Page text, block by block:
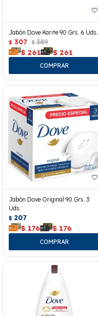
Jabón Dove Karite 90 Grs. 6 Uds.
$ 307 $ 389
$ 261 $ 261
Jabón Dove Original 90 Grs. 3
Uds.
$ 207
$ 176 $ 176